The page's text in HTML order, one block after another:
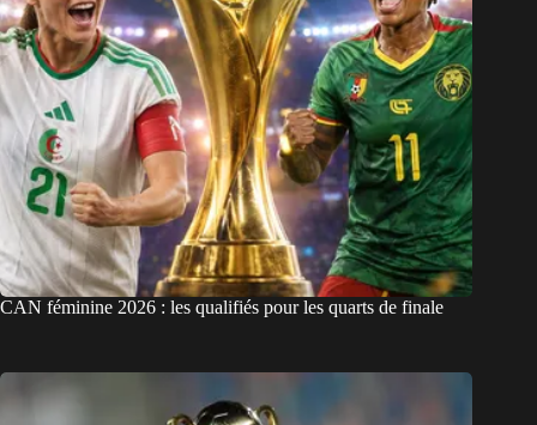
CAN féminine 2026 : les qualifiés pour les quarts de finale